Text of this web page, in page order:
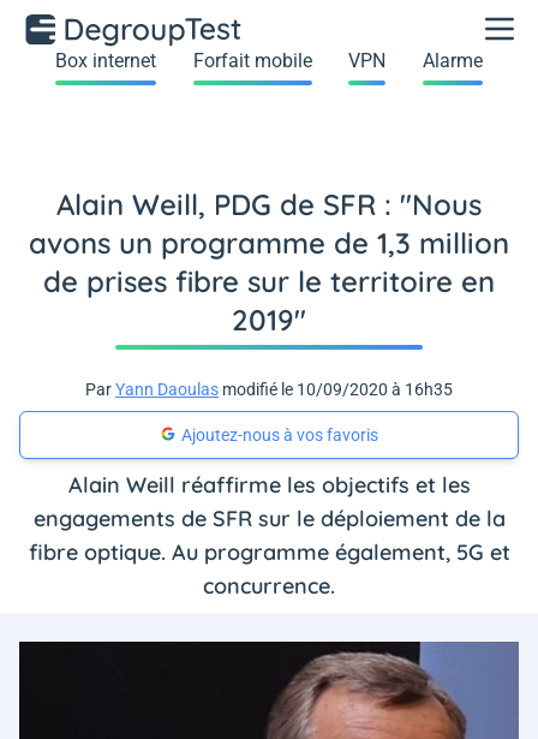
Box internet Forfait mobile VPN Alarme
Alain Weill, PDG de SFR : "Nous
avons un programme de 1,3 million
de prises fibre sur le territoire en
2019"
ParYann Daoulas modifié le 10/09/2020 à 16h35
Ajoutez-nous à vos favoris
Alain Weill réaffirme les objectifs et les
engagements de SFR sur le déploiement de la
fibre optique. Au programme également, 5G et
concurrence.